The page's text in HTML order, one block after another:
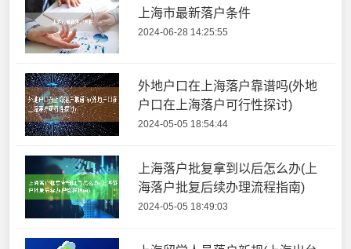
上海市最新落户条件
2024-06-28 14:25:55
外地户口在上海落户靠谱吗(外地
户口在上海落户可行性探讨)
2024-05-05 18:54:44
上海落户批复拿到以后怎么办(上
海落户批复后续办理流程指南)
2024-05-05 18:49:03